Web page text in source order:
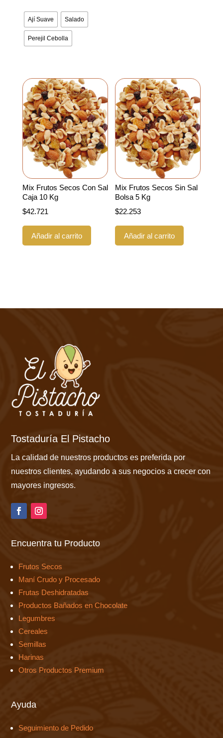
la
página
de
producto
Ají Suave Salado
Perejil Cebolla
Mix Frutos Secos Con Sal
Caja 10 Kg
$42.721
Añadir al carrito
Mix Frutos Secos Sin Sal
Bolsa 5 Kg
$22.253
Añadir al carrito
Tostaduría El Pistacho
La calidad de nuestros productos es preferida por
nuestros clientes, ayudando a sus negocios a crecer con
mayores ingresos.
Encuentra tu Producto
Frutos Secos
Maní Crudo y Procesado
Frutas Deshidratadas
Productos Bañados en Chocolate
Legumbres
Cereales
Semillas
Harinas
Otros Productos Premium
Ayuda
Seguimiento de Pedido